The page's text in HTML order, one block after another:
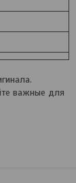
важные для